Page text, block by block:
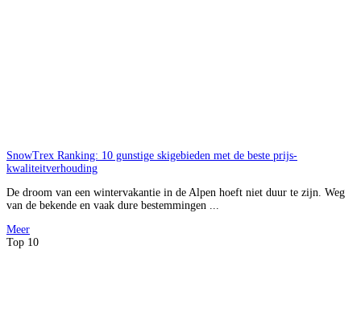
SnowTrex Ranking: 10 gunstige skigebieden met de beste prijs-
kwaliteitverhouding
De droom van een wintervakantie in de Alpen hoeft niet duur te zijn. Weg
van de bekende en vaak dure bestemmingen ...
Meer
Top 10